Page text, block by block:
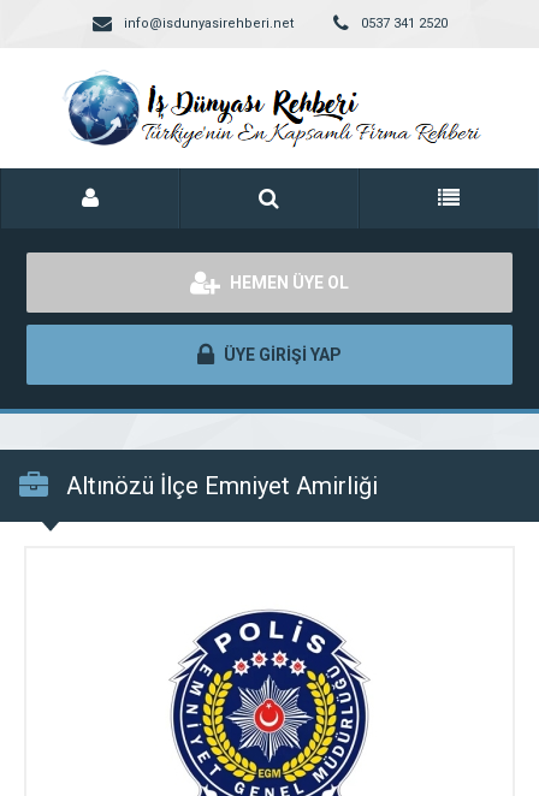
info@isdunyasirehberi.net 0537 341 2520
HEMEN ÜYE OL
ÜYE GİRİŞİ YAP
Altınözü İlçe Emniyet Amirliği